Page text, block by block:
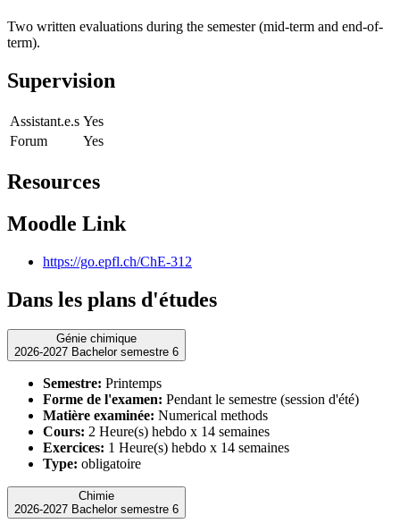
Two written evaluations during the semester (mid-term and end-of-
term).
Supervision
Assistant.e.s Yes
Forum
Yes
Resources
Moodle Link
https://go.epfl.ch/ChE-312
Dans les plans d'études
Génie chimique
2026-2027 Bachelor semestre 6
Semestre: Printemps
Forme de l'examen: Pendant le semestre (session d'été)
Matière examinée: Numerical methods
Cours: 2 Heure(s) hebdo x 14 semaines
Exercices: 1 Heure(s) hebdo x 14 semaines
Type: obligatoire
Chimie
2026-2027 Bachelor semestre 6